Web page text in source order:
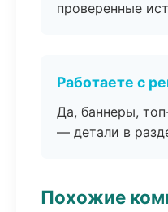
проверенные
Работаете с
Да, баннеры,
— детали в
Похожие